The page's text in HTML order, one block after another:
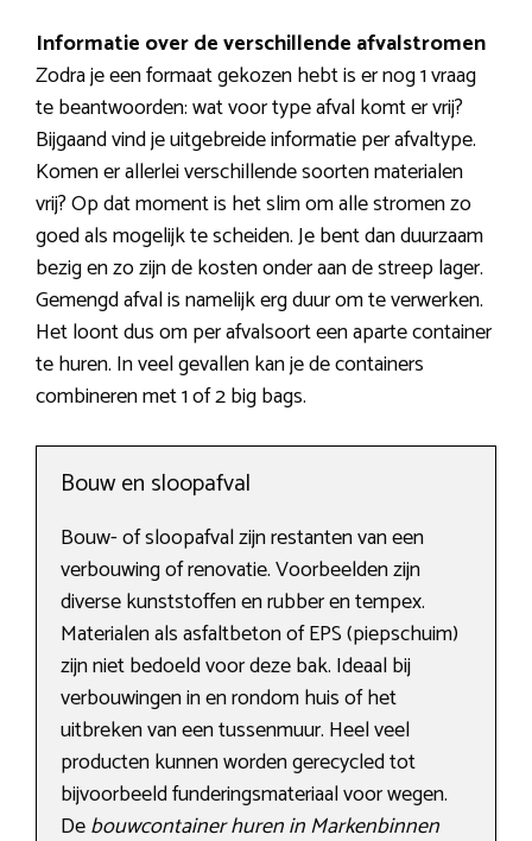
Informatie over de verschillende afvalstromen
Zodra je een formaat gekozen hebt is er nog 1 vraag
te beantwoorden: wat voor type afval komt er vrij?
Bijgaand vind je uitgebreide informatie per afvaltype.
Komen er allerlei verschillende soorten materialen
vrij? Op dat moment is het slim om alle stromen zo
goed als mogelijk te scheiden. Je bent dan duurzaam
bezig en zo zijn de kosten onder aan de streep lager.
Gemengd afval is namelijk erg duur om te verwerken.
Het loont dus om per afvalsoort een aparte container
te huren. In veel gevallen kan je de containers
combineren met 1 of 2 big bags.
Bouw en sloopafval
Bouw- of sloopafval zijn restanten van een
verbouwing of renovatie. Voorbeelden zijn
diverse kunststoffen en rubber en tempex.
Materialen als asfaltbeton of EPS (piepschuim)
zijn niet bedoeld voor deze bak. Ideaal bij
verbouwingen in en rondom huis of het
uitbreken van een tussenmuur. Heel veel
producten kunnen worden gerecycled tot
bijvoorbeeld funderingsmateriaal voor wegen.
Debouwcontainer huren in Markenbinnen